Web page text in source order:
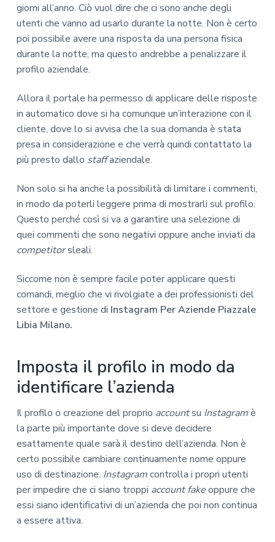
giorni all’anno. Ciò vuol dire che ci sono anche degli
utenti che vanno ad usarlo durante la notte. Non è certo
poi possibile avere una risposta da una persona fisica
durante la notte, ma questo andrebbe a penalizzare il
profilo aziendale.
Allora il portale ha permesso di applicare delle risposte
in automatico dove si ha comunque un’interazione con il
cliente, dove lo si avvisa che la sua domanda è stata
presa in considerazione e che verrà quindi contattato la
più presto dallo staffaziendale.
Non solo si ha anche la possibilità di limitare i commenti,
in modo da poterli leggere prima di mostrarli sul profilo.
Questo perché così si va a garantire una selezione di
quei commenti che sono negativi oppure anche inviati da
competitorsleali.
Siccome non è sempre facile poter applicare questi
comandi, meglio che vi rivolgiate a dei professionisti del
settore e gestione di Instagram Per Aziende Piazzale
Libia Milano.
Imposta il profilo in modo da
identificare l’azienda
Il profilo o creazione del proprio accountsu Instagramè
la parte più importante dove si deve decidere
esattamente quale sarà il destino dell’azienda. Non è
certo possibile cambiare continuamente nome oppure
uso di destinazione. Instagramcontrolla i propri utenti
per impedire che ci siano troppi account fakeoppure che
essi siano identificativi di un’azienda che poi non continua
a essere attiva.